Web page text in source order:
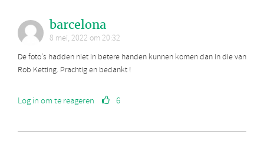
barcelona
8 mei, 2022 om 20:32
De foto's hadden niet in betere handen kunnen komen dan in die van
Rob Ketting. Prachtig en bedankt !
Log in om te reageren 6